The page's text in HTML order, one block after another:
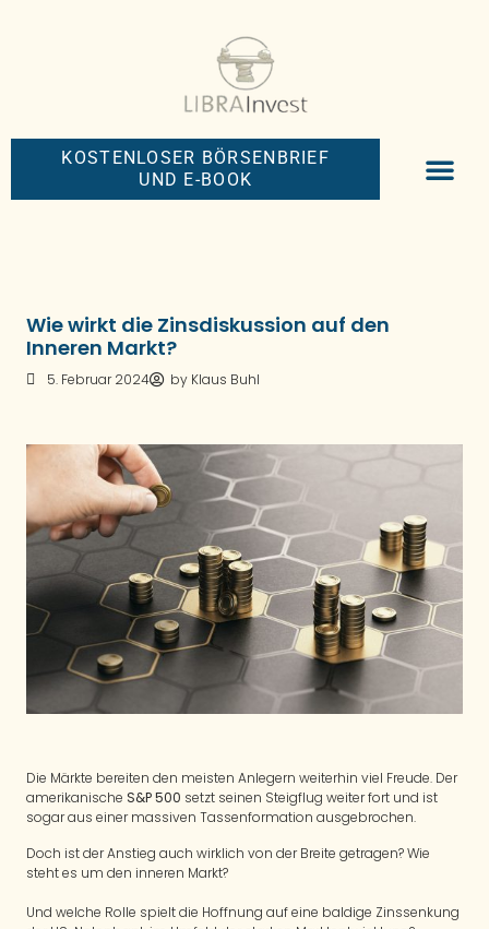
KOSTENLOSER BÖRSENBRIEF
UND E-BOOK
Wie wirkt die Zinsdiskussion auf den
Inneren Markt?
5. Februar 2024 by Klaus Buhl
Die Märkte bereiten den meisten Anlegern weiterhin viel Freude. Der
amerikanische S&P 500 setzt seinen Steigflug weiter fort und ist
sogar aus einer massiven Tassenformation ausgebrochen.
Doch ist der Anstieg auch wirklich von der Breite getragen? Wie
steht es um den inneren Markt?
Und welche Rolle spielt die Hoffnung auf eine baldige Zinssenkung